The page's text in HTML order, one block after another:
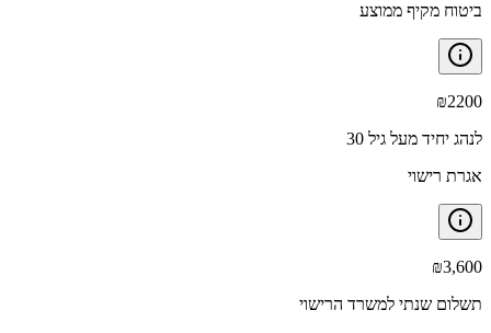
ביטוח מקיף ממוצע
₪2200
לנהג יחיד מעל גיל 30
אגרת רישוי
₪3,600
תשלום שנתי למשרד הרישוי